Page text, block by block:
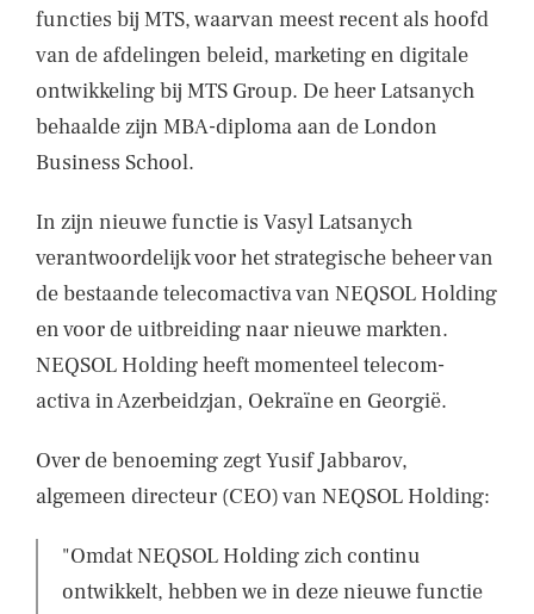
functies bij MTS, waarvan meest recent als hoofd
van de afdelingen beleid, marketing en digitale
ontwikkeling bij MTS Group. De heer Latsanych
behaalde zijn MBA-diploma aan de London
Business School.
In zijn nieuwe functie is Vasyl Latsanych
verantwoordelijk voor het strategische beheer van
de bestaande telecomactiva van NEQSOL Holding
en voor de uitbreiding naar nieuwe markten.
NEQSOL Holding heeft momenteel telecom-
activa in Azerbeidzjan, Oekraïne en Georgië.
Over de benoeming zegt Yusif Jabbarov,
algemeen directeur (CEO) van NEQSOL Holding:
"Omdat NEQSOL Holding zich continu
ontwikkelt, hebben we in deze nieuwe functie